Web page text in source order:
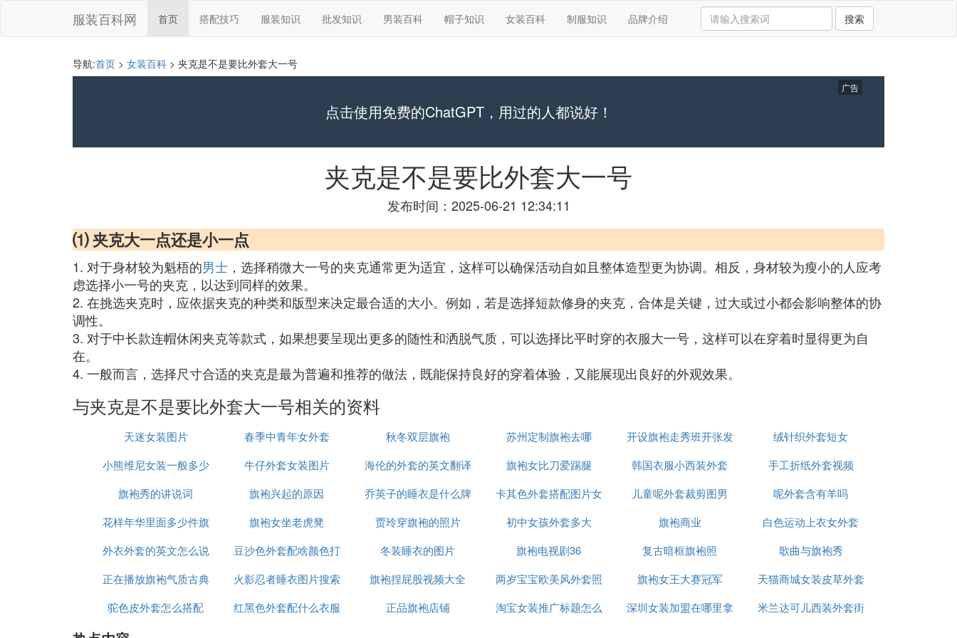
服装百科网 首页 搭配技巧 服装知识 批发知识 男装百科 帽子知识 女装百科 制服知识 品牌介绍 搜索
导航:首页 > 女装百科 > 夹克是不是要比外套大一号
点击使用免费的ChatGPT，用过的人都说好！
广告
夹克是不是要比外套大一号
发布时间：2025-06-21 12:34:11
⑴ 夹克大一点还是小一点
1. 对于身材较为魁梧的男士 ，选择稍微大一号的夹克通常更为适宜，这样可以确保活动自如且整体造型更为协调。相反，身材较为瘦小的人应考
虑选择小一号的夹克，以达到同样的效果。
2. 在挑选夹克时，应依据夹克的种类和版型来决定最合适的大小。例如，若是选择短款修身的夹克，合体是关键，过大或过小都会影响整体的协
调性。
3. 对于中长款连帽休闲夹克等款式，如果想要呈现出更多的随性和洒脱气质，可以选择比平时穿的衣服大一号，这样可以在穿着时显得更为自
在。
4. 一般而言，选择尺寸合适的夹克是最为普遍和推荐的做法，既能保持良好的穿着体验，又能展现出良好的外观效果。
与夹克是不是要比外套大一号相关的资料
天迷女装图片 春季中青年女外套 秋冬双层旗袍 苏州定制旗袍去哪
开设旗袍走秀班开张发
言
绒针织外套短女
小熊维尼女装一般多少
钱
牛仔外套女装图片 海伦的外套的英文翻译 旗袍女比刀爱踢腿 韩国衣服小西装外套
手工折纸外套视频
旗袍秀的讲说词
旗袍兴起的原因
乔英子的睡衣是什么牌
子
卡其色外套搭配图片女 儿童呢外套裁剪图男
呢外套含有羊吗
花样年华里面多少件旗
袍
旗袍女坐老虎凳 贾玲穿旗袍的照片 初中女孩外套多大 旗袍商业
白色运动上衣女外套
外衣外套的英文怎么说
豆沙色外套配啥颜色打
底衫
冬装睡衣的图片 旗袍电视剧36 复古暗框旗袍照
歌曲与旗袍秀
正在播放旗袍气质古典
美女
火影忍者睡衣图片搜索 旗袍捏屁股视频大全
两岁宝宝欧美风外套照
片大全
旗袍女王大赛冠军
天猫商城女装皮草外套
貂白色
驼色皮外套怎么搭配
红黑色外套配什么衣服
正品旗袍店铺
淘宝女装推广标题怎么
深圳女装加盟在哪里拿
米兰达可儿西装外套街